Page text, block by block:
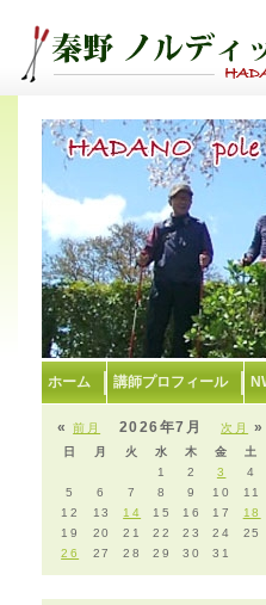
ホーム 講師プロフィール
«前月 次月 »
2026年7月
日 月 火 水 木 金
土
1
2 3
4
5
6 7 8 9 10
11
12
13 14 15 16 17
18
19
20 21 22 23 24
25
26
27 28 29 30 31